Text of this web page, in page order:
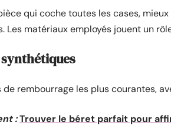
qui coche toutes les cases,
Les matériaux employés jouent un
rembourrage les plus courantes,
:Trouver le béret parfait pour